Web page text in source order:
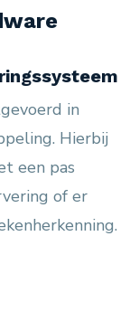
in
Hierbij
een pas
of er